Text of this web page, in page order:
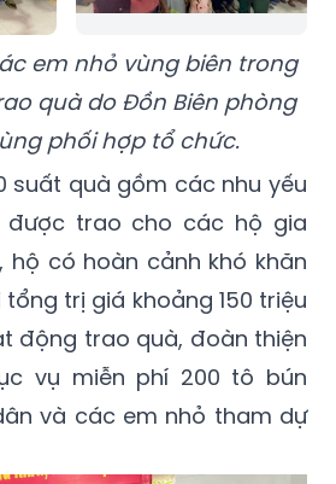
em nhỏ vùng biên trong
quà do Đồn Biên phòng
phối hợp tổ chức.
suất quà gồm các nhu yếu
được trao cho các hộ gia
hộ có hoàn cảnh khó khăn
trị giá khoảng 150 triệu
động trao quà, đoàn thiện
vụ miễn phí 200 tô bún
và các em nhỏ tham dự